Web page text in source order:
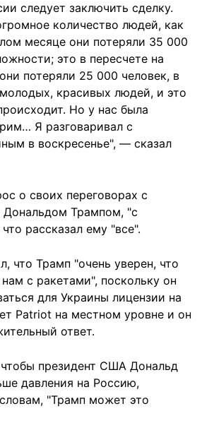
следует заключить сделку.
количество людей, как
месяце они потеряли 35 000
это в пересчете на
потеряли 25 000 человек, в
красивых людей, и это
Но у нас была
Я разговаривал с
в воскресенье", — сказал
о своих переговорах с
Трампом, "с
рассказал ему "все".
что Трамп "очень уверен, что
с ракетами", поскольку он
для Украины лицензии на
Patriot на местном уровне и он
ответ.
президент США Дональд
давления на Россию,
"Трамп может это